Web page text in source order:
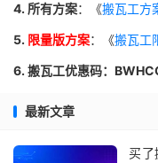
4. 所有方案：《搬瓦工方
5. 限量版方案：《搬瓦工
6. 搬瓦工优惠码：
最新文章
买了